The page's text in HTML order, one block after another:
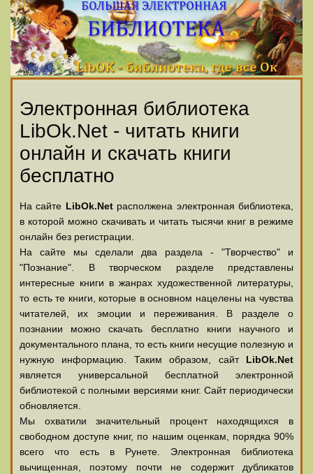
Электронная библиотека
LibOk.Net - читать книги
онлайн и скачать книги
бесплатно
На сайте LibOk.Netрасполжена электронная библиотека,
в которой можно скачивать и читать тысячи книг в режиме
онлайн без регистрации.
На сайте мы сделали два раздела - "Творчество" и
"Познание". В творческом разделе представлены
интересные книги в жанрах художественной литературы,
то есть те книги, которые в основном нацелены на чувства
читателей, их эмоции и переживания. В разделе о
познании можно скачать бесплатно книги научного и
документального плана, то есть книги несущие полезную и
нужную информацию. Таким образом, сайт LibOk.Net
является универсальной бесплатной электронной
библиотекой с полными версиями книг. Сайт периодически
обновляется.
Мы охватили значительный процент находящихся в
свободном доступе книг, по нашим оценкам, порядка 90%
всего что есть в Рунете. Электронная библиотека
вычищенная, поэтому почти не содержит дубликатов